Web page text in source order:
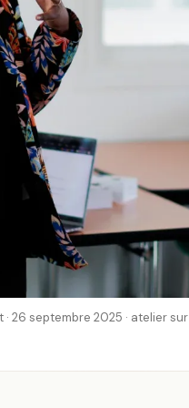
· 26 septembre 2025 · atelier